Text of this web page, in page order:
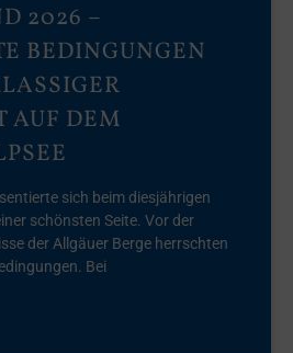
2026 –
BEDINGUNGEN
AUF DEM
sich beim diesjährigen
schönsten Seite. Vor der
der Allgäuer Berge herrschten
Bei